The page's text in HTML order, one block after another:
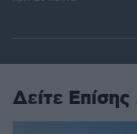
Δείτε Επίσης